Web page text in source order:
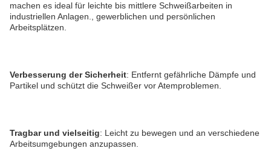
machen es ideal für leichte bis mittlere Schweißarbeiten in
industriellen Anlagen., gewerblichen und persönlichen
Arbeitsplätzen.
Verbesserung der Sicherheit: Entfernt gefährliche Dämpfe und
Partikel und schützt die Schweißer vor Atemproblemen.
Tragbar und vielseitig: Leicht zu bewegen und an verschiedene
Arbeitsumgebungen anzupassen.